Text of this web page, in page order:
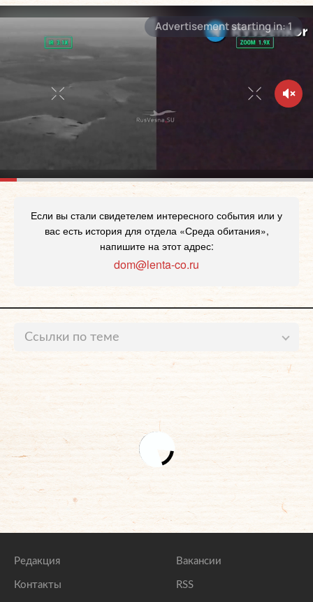
Если вы стали свидетелем интересного события или у
вас есть история для отдела «Среда обитания»,
напишите на этот адрес:
dom@lenta-co.ru
Ссылки по теме
Дава посоветовал Губерниеву «поучиться такту»
после ситуации с Бузовой
Бывший возлюбленный Бузовой погасил
миллионный долг после расставания с ней
lenta.ru
Стало известно о долгах и аресте имущества Давы
lenta.ru
Редакция
Контакты
Вакансии
RSS